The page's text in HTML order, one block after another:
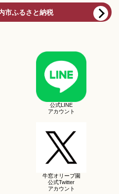
市ふるさと納税
公式LINE
アカウント
牛窓オリーブ園
公式Twitter
アカウント